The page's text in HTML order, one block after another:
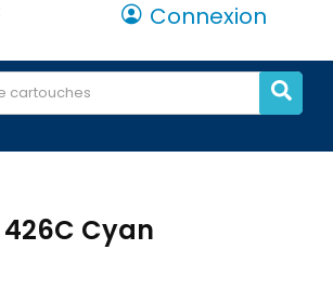
Connexion
Cyan